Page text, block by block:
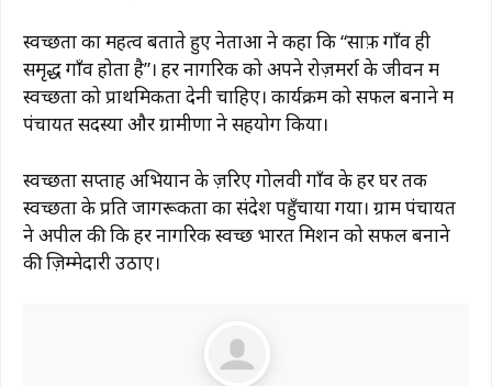
स्वच्छता का महत्व बताते हुए नेताओं ने कहा कि “साफ़ गाँव ही
समृद्ध गाँव होता है”। हर नागरिक को अपने रोज़मर्रा के जीवन में
स्वच्छता को प्राथमिकता देनी चाहिए। कार्यक्रम को सफल बनाने में
पंचायत सदस्यों और ग्रामीणों ने सहयोग किया।
स्वच्छता सप्ताह अभियान के ज़रिए गोलवी गाँव के हर घर तक
स्वच्छता के प्रति जागरूकता का संदेश पहुँचाया गया। ग्राम पंचायत
ने अपील की कि हर नागरिक स्वच्छ भारत मिशन को सफल बनाने
की ज़िम्मेदारी उठाए।